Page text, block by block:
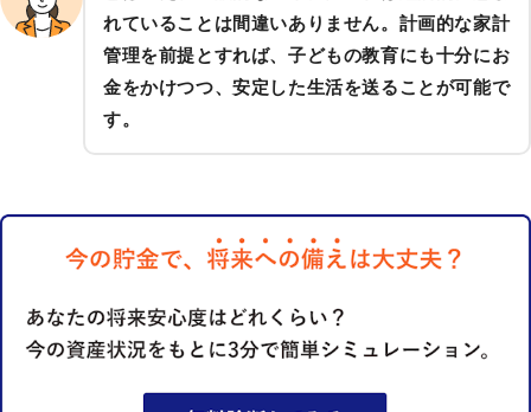
れていることは間違いありません。計画的な家計
管理を前提とすれば、子どもの教育にも十分にお
金をかけつつ、安定した生活を送ることが可能で
す。